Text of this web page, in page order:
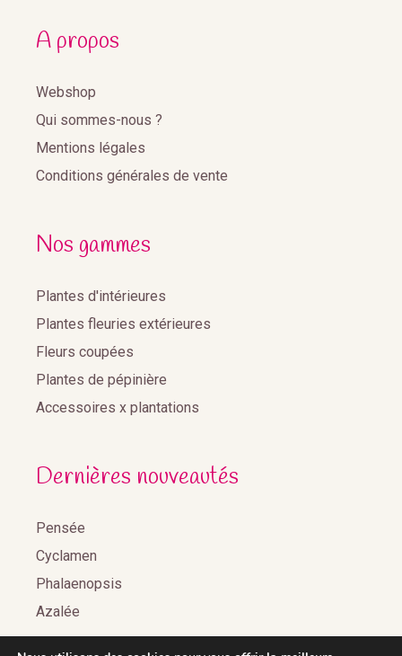
A propos
Webshop
Qui sommes-nous ?
Mentions légales
Conditions générales de vente
Nos gammes
Plantes d'intérieures
Plantes fleuries extérieures
Fleurs coupées
Plantes de pépinière
Accessoires x plantations
Dernières nouveautés
Pensée
Cyclamen
Phalaenopsis
Azalée